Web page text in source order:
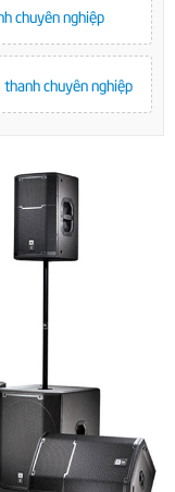
chuyên nghiệp
chuyên nghiệp